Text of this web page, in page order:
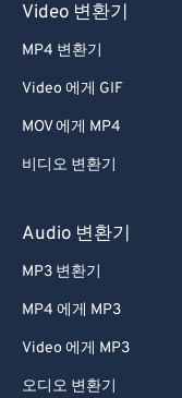
Video 변환기
MP4 변환기
Video 에게 GIF
MOV 에게 MP4
비디오 변환기
Audio 변환기
MP3 변환기
MP4 에게 MP3
Video 에게 MP3
오디오 변환기